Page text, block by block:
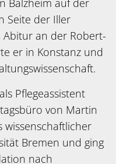
Seite der Iller
Abitur an der Robert-
er in Konstanz und
Pflegeassistent
von Martin
wissenschaftlicher
Bremen und ging
nach